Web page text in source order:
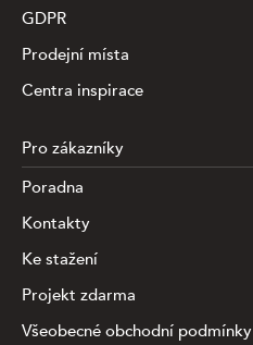
GDPR
Prodejní místa
Centra inspirace
Pro zákazníky
Poradna
Kontakty
Ke stažení
Projekt zdarma
Všeobecné obchodní podmínky